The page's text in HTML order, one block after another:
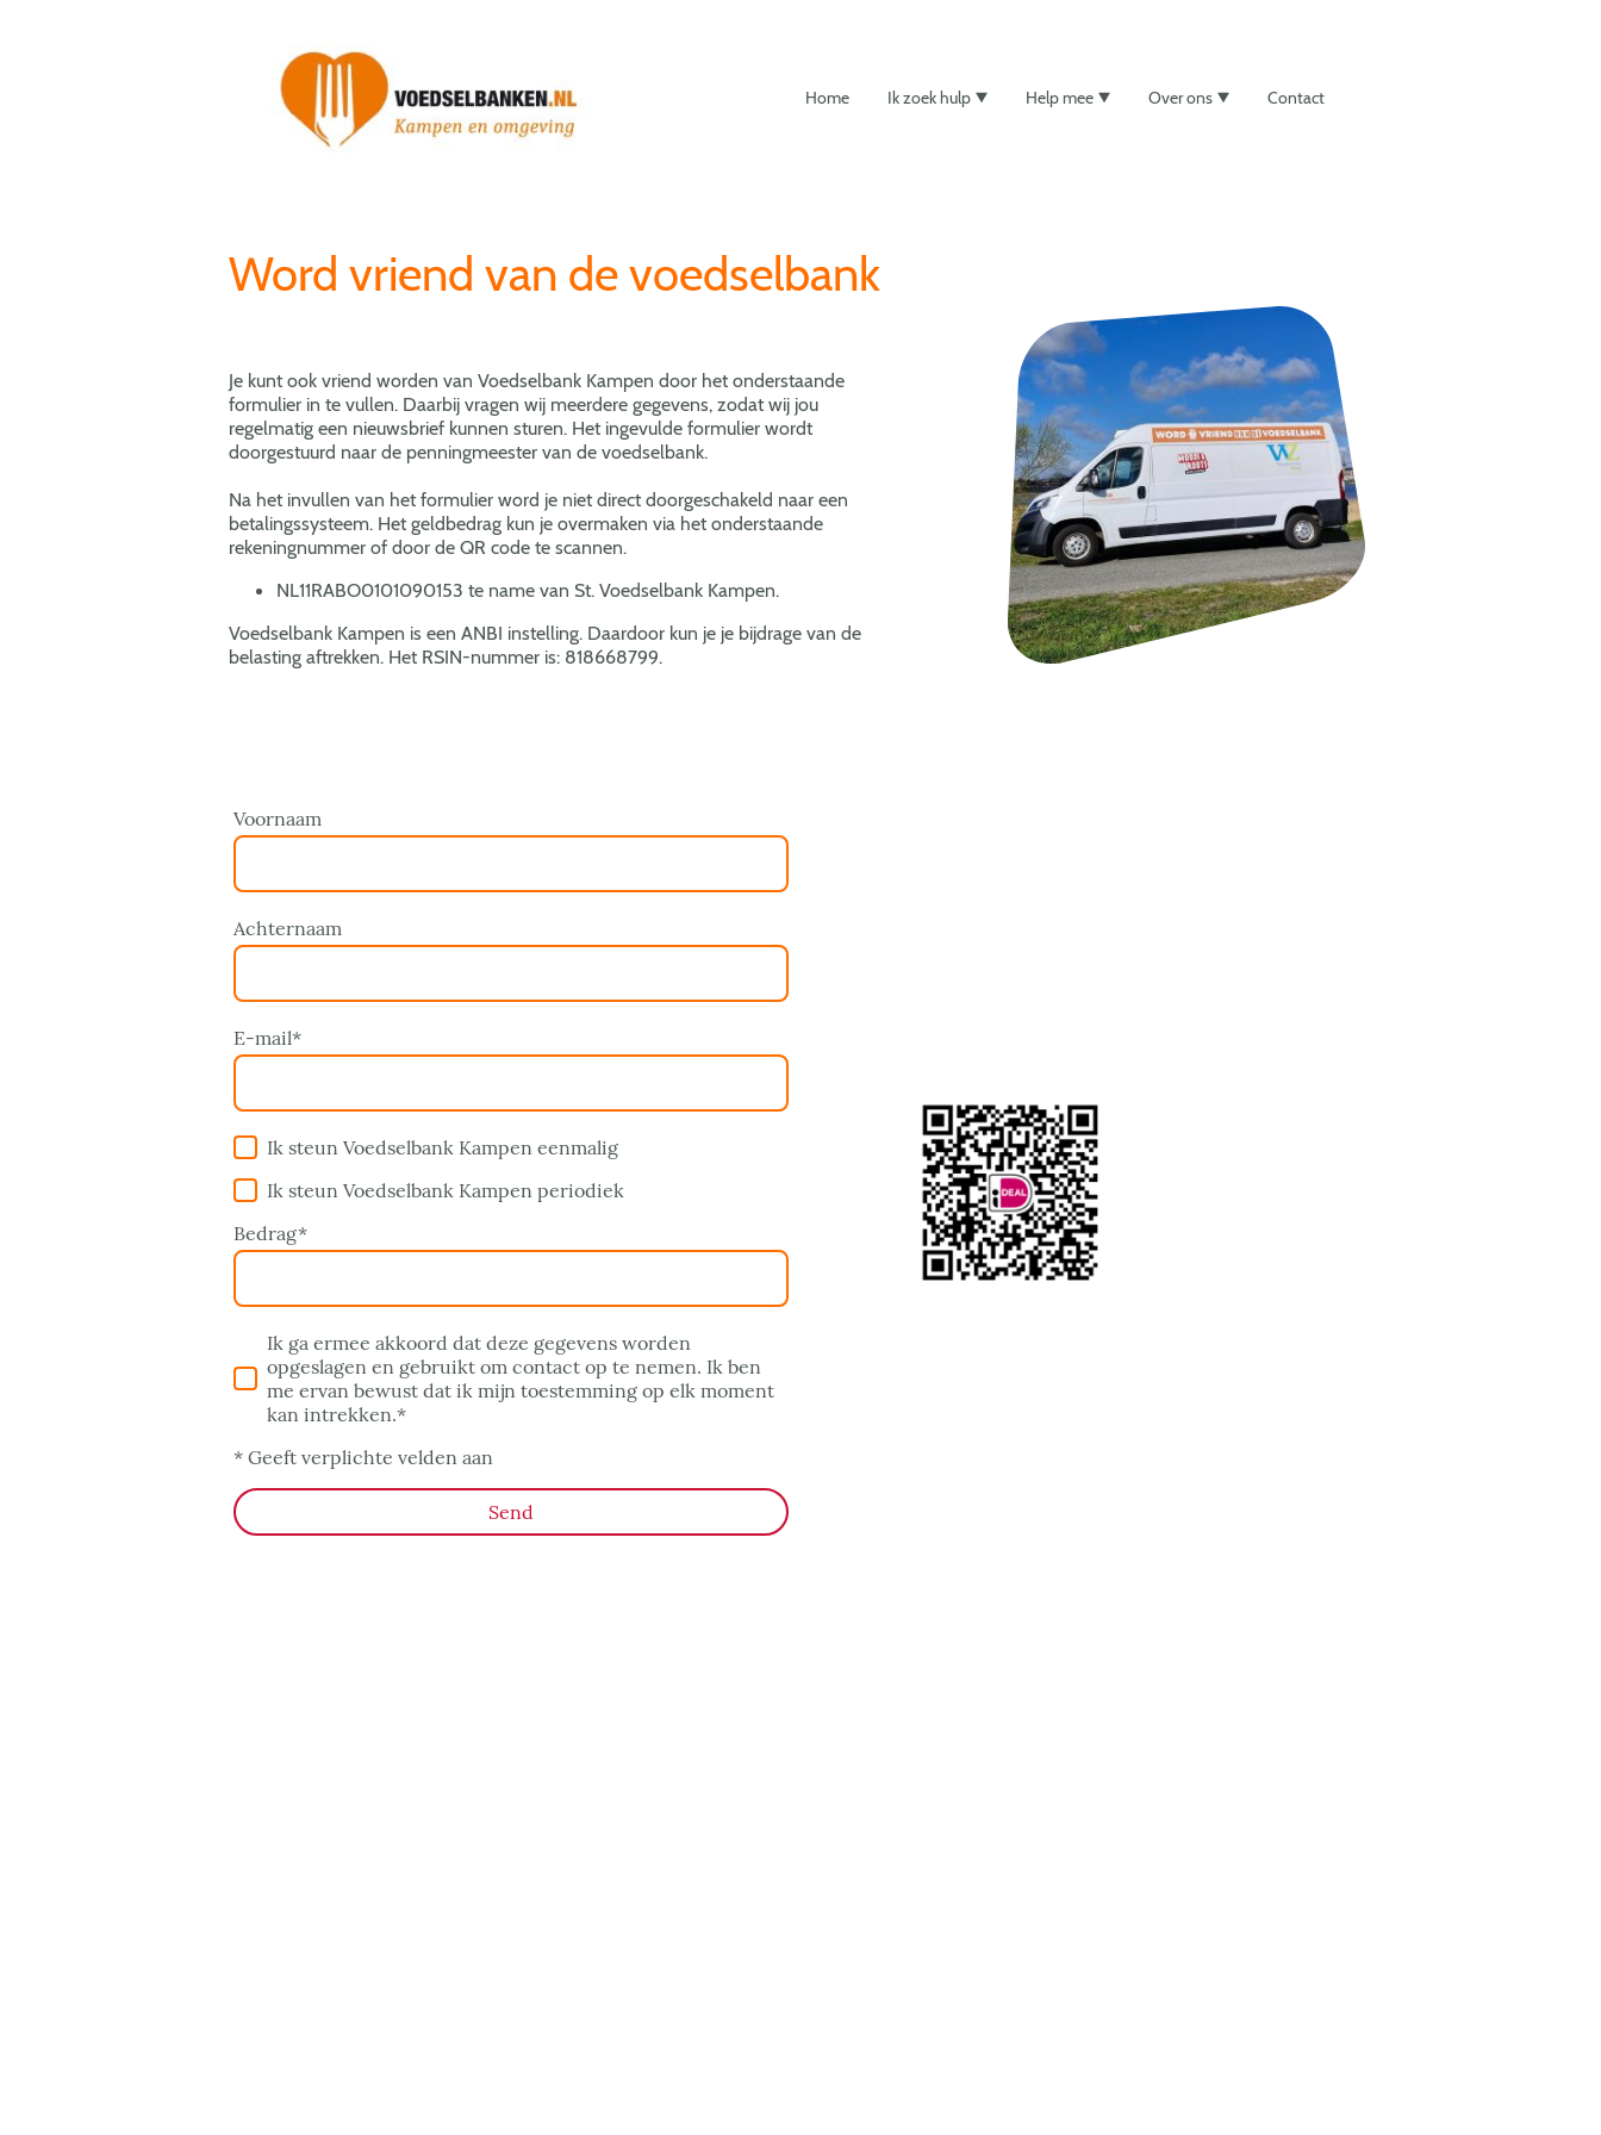
Home Ik zoek hulp Help mee Over ons Contact
Word vriend van de voedselbank
Je kunt ook vriend worden van Voedselbank Kampen door het onderstaande
formulier in te vullen. Daarbij vragen wij meerdere gegevens, zodat wij jou
regelmatig een nieuwsbrief kunnen sturen. Het ingevulde formulier wordt
doorgestuurd naar de penningmeester van de voedselbank.
Na het invullen van het formulier word je niet direct doorgeschakeld naar een
betalingssysteem. Het geldbedrag kun je overmaken via het onderstaande
rekeningnummer of door de QR code te scannen.
NL11RABO0101090153 te name van St. Voedselbank Kampen.
Voedselbank Kampen is een ANBI instelling. Daardoor kun je je bijdrage van de
belasting aftrekken. Het RSIN-nummer is: 818668799.
Voornaam
Achternaam
E-mail*
Ik steun Voedselbank Kampen eenmalig
Ik steun Voedselbank Kampen periodiek
Bedrag*
Ik ga ermee akkoord dat deze gegevens worden
opgeslagen en gebruikt om contact op te nemen. Ik ben
me ervan bewust dat ik mijn toestemming op elk moment
kan intrekken.*
* Geeft verplichte velden aan
Send